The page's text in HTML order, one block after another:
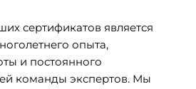
сертификатов является
опыта,
и постоянного
команды экспертов. Мы